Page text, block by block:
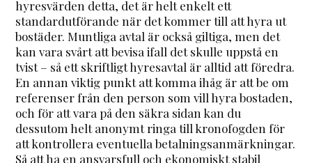
hyresvärden detta, det är helt enkelt ett
standardutförande när det kommer till att hyra ut
bostäder. Muntliga avtal är också giltiga, men det
kan vara svårt att bevisa ifall det skulle uppstå en
tvist – så ett skriftligt hyresavtal är alltid att föredra.
En annan viktig punkt att komma ihåg är att be om
referenser från den person som vill hyra bostaden,
och för att vara på den säkra sidan kan du
dessutom helt anonymt ringa till kronofogden för
att kontrollera eventuella betalningsanmärkningar.
Så att ha en ansvarsfull och ekonomiskt stabil